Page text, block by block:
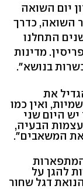
יום השואה
השואה, כדרך
למאבק באנטישמיות. " לפני 3 שנים התחלנו
מדינות
בנושא".
את
ואין כמו
היום שני
הבעיה,
את המשאבים".
להגן על
דגל שחור